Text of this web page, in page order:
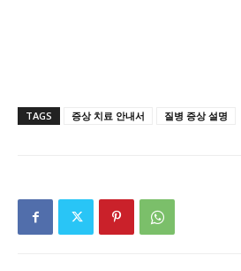
TAGS 증상 치료 안내서 질병 증상 설명